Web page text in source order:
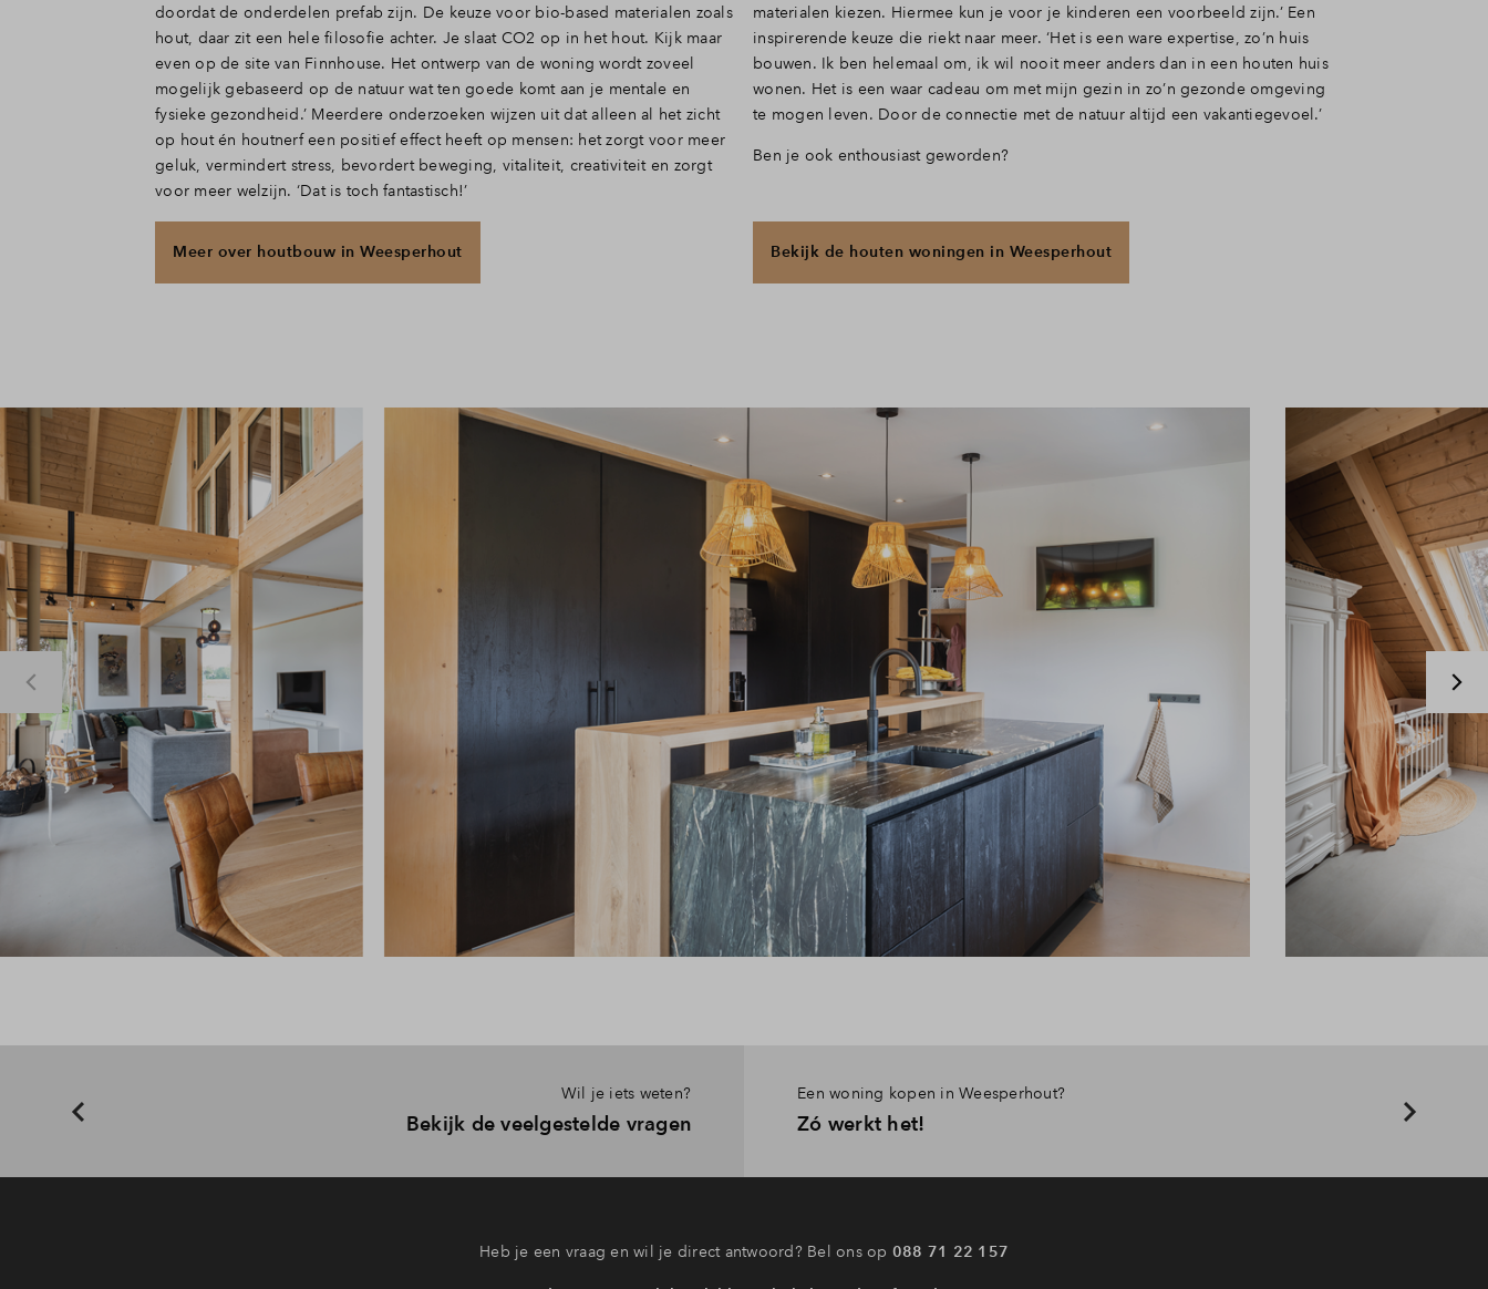
doordat de onderdelen prefab zijn. De keuze voor bio-based materialen zoals
hout, daar zit een hele filosofie achter. Je slaat CO2 op in het hout. Kijk maar
even op de site van Finnhouse. Het ontwerp van de woning wordt zoveel
mogelijk gebaseerd op de natuur wat ten goede komt aan je mentale en
fysieke gezondheid.’ Meerdere onderzoeken wijzen uit dat alleen al het zicht
op hout én houtnerf een positief effect heeft op mensen: het zorgt voor meer
geluk, vermindert stress, bevordert beweging, vitaliteit, creativiteit en zorgt
voor meer welzijn. ‘Dat is toch fantastisch!’
Meer over houtbouw in Weesperhout
materialen kiezen. Hiermee kun je voor je kinderen een voorbeeld zijn.’ Een
inspirerende keuze die riekt naar meer. ‘Het is een ware expertise, zo’n huis
bouwen. Ik ben helemaal om, ik wil nooit meer anders dan in een houten huis
wonen. Het is een waar cadeau om met mijn gezin in zo’n gezonde omgeving
te mogen leven. Door de connectie met de natuur altijd een vakantiegevoel.’
Ben je ook enthousiast geworden?
Bekijk de houten woningen in Weesperhout
Wil je iets weten?
Bekijk de veelgestelde vragen
Een woning kopen in Weesperhout?
Zó werkt het!
Heb je een vraag en wil je direct antwoord? Bel ons op 088 71 22 157